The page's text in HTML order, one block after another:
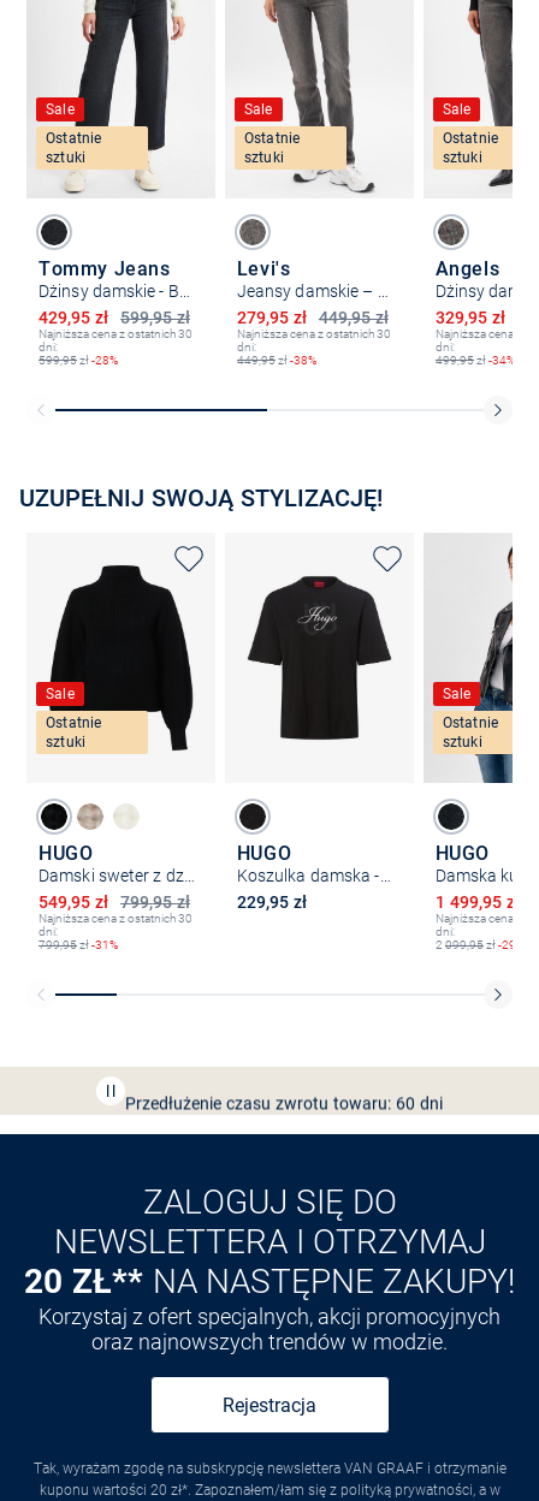
Sale
Ostatnie
sztuki
Tommy Jeans
599,95 zł
Obniżona cena
429,95 zł
Najniższa cena z ostatnich 30
dni:
599,95zł-28%
Sale
Ostatnie
sztuki
Levi's
449,95 zł
Obniżona cena
279,95 zł
Najniższa cena z ostatnich 30
dni:
449,95zł-38%
Sale
Ostatnie
sztuki
Angels
Dżinsy
Obniżona
329,95 zł
Najniższa cena z
dni:
499,95zł-34%
UZUPEŁNIJ SWOJĄ STYLIZACJĘ!
Sale
Ostatnie
sztuki
HUGO
Damski sweter z dzianiny z wełną i kaszmirem - Sorellasio
799,95 zł
Obniżona cena
549,95 zł
Najniższa cena z ostatnich 30
dni:
799,95zł-31%
HUGO
229,95 zł
Sale
Ostatnie
sztuki
HUGO
Obniżona
1 499,95 zł
Najniższa cena z
dni:
2 099,95zł-29%
Odkryj aplikację VANGRAAF
ZALOGUJ SIĘ DO
NEWSLETTERA I OTRZYMAJ
20 ZŁ** NA NASTĘPNE ZAKUPY!
Korzystaj z ofert specjalnych, akcji promocyjnych
oraz najnowszych trendów w modzie.
Rejestracja
Tak, wyrażam zgodę na subskrypcję newslettera VAN GRAAF i otrzymanie
kuponu wartości 20 zł*. Zapoznałem/łam się z polityką prywatności, a w